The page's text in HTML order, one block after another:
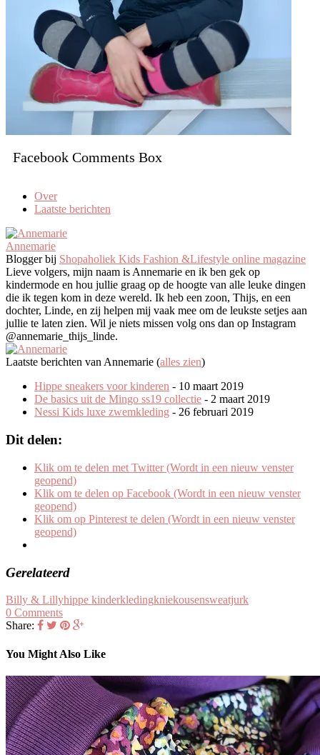
Facebook Comments Box
Over
Laatste berichten
Annemarie
Bloggerbij Shopaholiek Kids Fashion &Lifestyle online magazine
Lieve volgers, mijn naam is Annemarie en ik ben gek op
kindermode en hou jullie graag op de hoogte van alle leuke dingen
die ik tegen kom in deze wereld. Ik heb een zoon, Thijs, en een
dochter, Linde, en zij helpen mij vaak mee om de leukste setjes aan
jullie te laten zien. Wil je niets missen volg ons dan op Instagram
@annemarie_thijs_linde.
Laatste berichten van Annemarie (alles zien)
Hippe sneakers voor kinderen - 10 maart 2019
De basics uit de Mingo ss19 collectie - 2 maart 2019
Nessi Kids luxe zwemkleding - 26 februari 2019
Dit delen:
Klik om te delen met Twitter (Wordt in een nieuw venster
geopend)
Klik om te delen op Facebook (Wordt in een nieuw venster
geopend)
Klik om op Pinterest te delen (Wordt in een nieuw venster
geopend)
Gerelateerd
Billy & Lillyhippe kinderkledingkniekousensweatjurk
0 Comments
Share:
You Might Also Like